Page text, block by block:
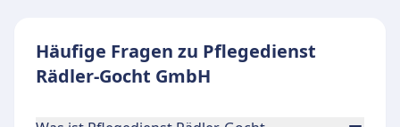
Häufige Fragen zu Pflegedienst
Rädler-Gocht GmbH